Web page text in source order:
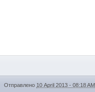
Отправлено 10 April 2013 - 08:18 AM